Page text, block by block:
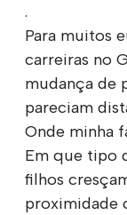
.
Para muitos
carreiras no
mudança de
pareciam
Onde minha
Em que tipo
filhos
proximidade